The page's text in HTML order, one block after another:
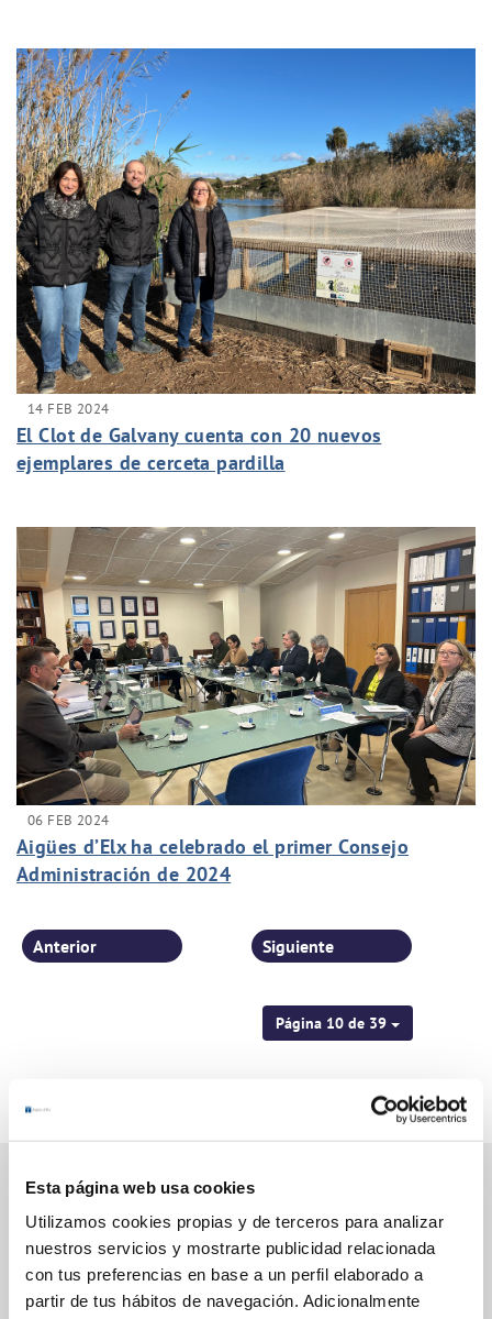
Esta página web usa cookies
Utilizamos cookies propias y de terceros para analizar
nuestros servicios y mostrarte publicidad relacionada
con tus preferencias en base a un perfil elaborado a
partir de tus hábitos de navegación. Adicionalmente
14 FEB 2024
El Clot de Galvany cuenta con 20 nuevos
ejemplares de cerceta pardilla
06 FEB 2024
Aigües d’Elx ha celebrado el primer Consejo
Administración de 2024
Página 10 de 39
Anterior Siguiente
Gestiones Online